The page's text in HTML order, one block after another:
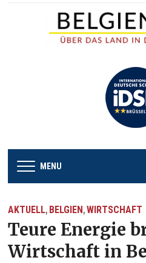
MENU
AKTUELL, BELGIEN,WIRTSCHAFT
Teure Energie
Wirtschaft in